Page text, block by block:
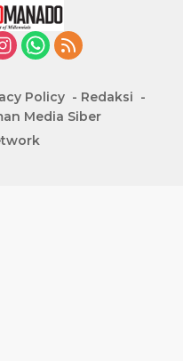
Policy
Redaksi
Media Siber